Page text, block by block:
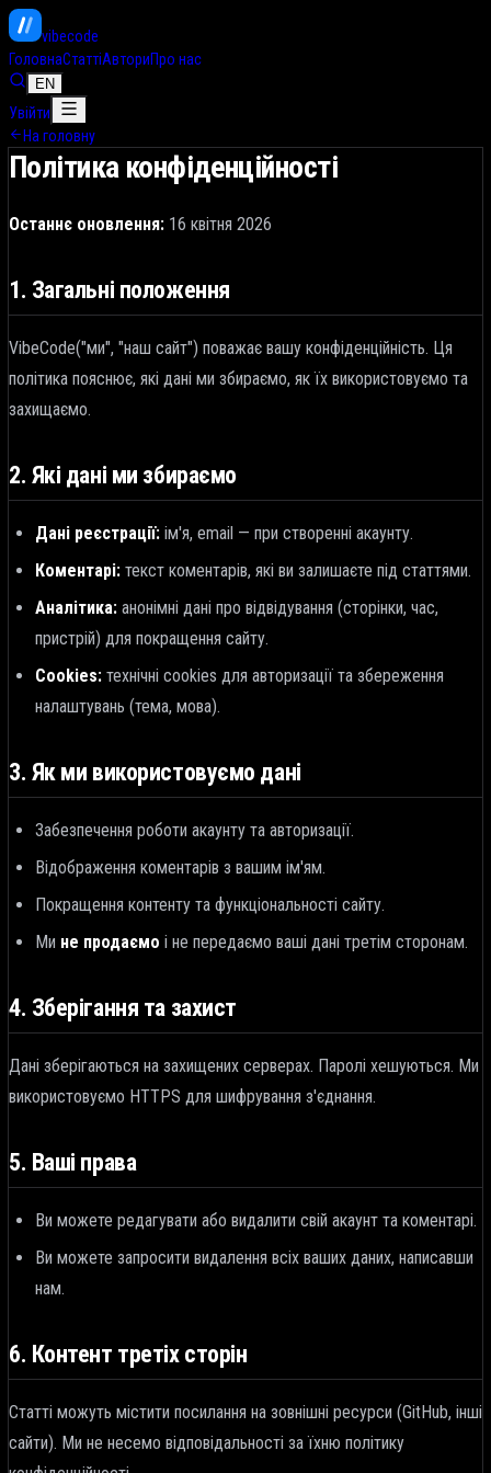
vibecode
ГоловнаСтаттіАвториПро нас
EN
Увійти
На головну
Політика конфіденційності
Останнє оновлення: 16 квітня 2026
1. Загальні положення
VibeCode("ми", "наш сайт") поважає вашу конфіденційність. Ця
політика пояснює, які дані ми збираємо, як їх використовуємо та
захищаємо.
2. Які дані ми збираємо
Дані реєстрації: ім'я, email — при створенні акаунту.
Коментарі: текст коментарів, які ви залишаєте під статтями.
Аналітика: анонімні дані про відвідування (сторінки, час,
пристрій) для покращення сайту.
Cookies: технічні cookies для авторизації та збереження
налаштувань (тема, мова).
3. Як ми використовуємо дані
Забезпечення роботи акаунту та авторизації.
Відображення коментарів з вашим ім'ям.
Покращення контенту та функціональності сайту.
Ми не продаємо і не передаємо ваші дані третім сторонам.
4. Зберігання та захист
Дані зберігаються на захищених серверах. Паролі хешуються. Ми
використовуємо HTTPS для шифрування з'єднання.
5. Ваші права
Ви можете редагувати або видалити свій акаунт та коментарі.
Ви можете запросити видалення всіх ваших даних, написавши
нам.
6. Контент третіх сторін
Статті можуть містити посилання на зовнішні ресурси (GitHub, інші
сайти). Ми не несемо відповідальності за їхню політику